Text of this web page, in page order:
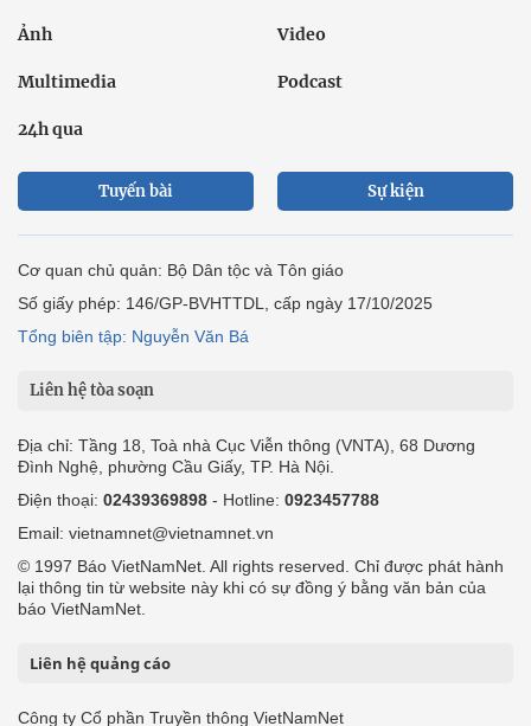
Ảnh Video
Multimedia Podcast
24h qua
Tuyến bài Sự kiện
Cơ quan chủ quản: Bộ Dân tộc và Tôn giáo
Số giấy phép: 146/GP-BVHTTDL, cấp ngày 17/10/2025
Tổng biên tập: Nguyễn Văn Bá
Liên hệ tòa soạn
Địa chỉ: Tầng 18, Toà nhà Cục Viễn thông (VNTA), 68 Dương
Đình Nghệ, phường Cầu Giấy, TP. Hà Nội.
Điện thoại: 02439369898 - Hotline: 0923457788
Email: vietnamnet@vietnamnet.vn
© 1997 Báo VietNamNet. All rights reserved. Chỉ được phát hành
lại thông tin từ website này khi có sự đồng ý bằng văn bản của
báo VietNamNet.
Liên hệ quảng cáo
Công ty Cổ phần Truyền thông VietNamNet